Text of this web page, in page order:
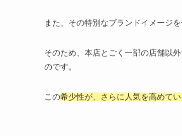
また、その特別なブランドイメージを
そのため、本店とごく一部の店舗以
のです。
この希少性が、さらに人気を高めて